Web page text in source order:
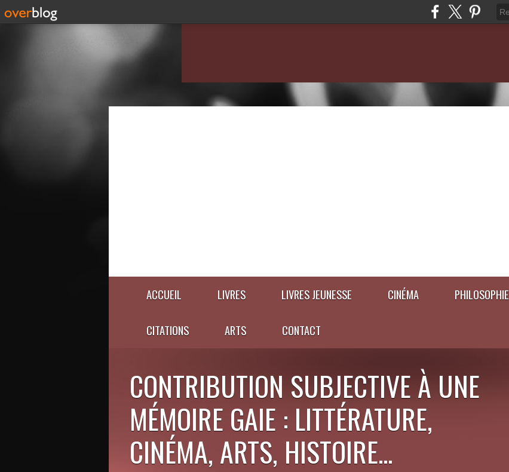
ACCUEIL LIVRES LIVRES JEUNESSE CINÉMA PHILOSOPHIE
CITATIONS ARTS CONTACT
CONTRIBUTION SUBJECTIVE À UNE
MÉMOIRE GAIE : LITTÉRATURE,
CINÉMA, ARTS, HISTOIRE...